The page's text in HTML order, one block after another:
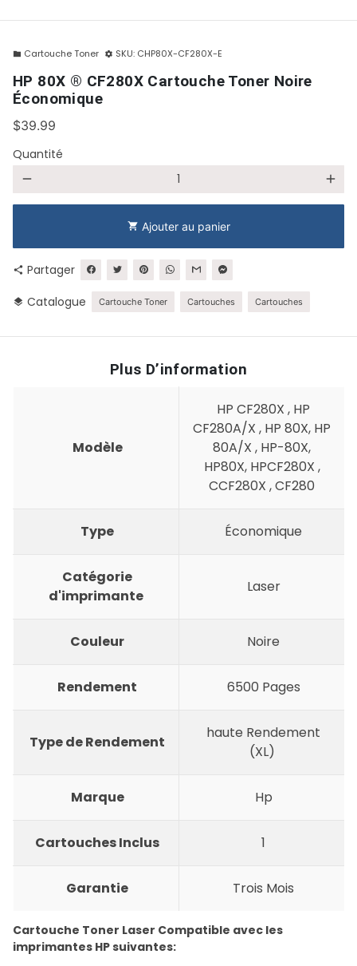
folder Cartouche Toner settings SKU: CHP80X-CF280X-E
HP 80X ® CF280X Cartouche Toner Noire
Économique
$39.99
Quantité
remove add
shopping_cart Ajouter au panier
share Partager
layers Catalogue Cartouche Toner Cartouches Cartouches
Plus D’information
Modèle
HP CF280X , HP
CF280A/X , HP 80X, HP
80A/X , HP-80X,
HP80X, HPCF280X ,
CCF280X , CF280
Type Économique
Catégorie
d'imprimante
Laser
Couleur Noire
Rendement 6500 Pages
Type de Rendement
haute Rendement
(XL)
Marque Hp
Cartouches Inclus 1
Garantie Trois Mois
Cartouche Toner Laser Compatible avec les
imprimantes HP suivantes: